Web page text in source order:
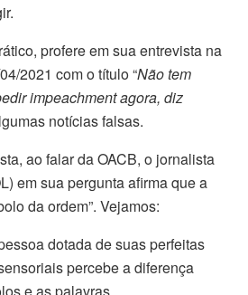
profere em sua entrevista na
2021 com o título “Não tem
impeachment agora, diz
notícias falsas.
ao falar da OACB, o jornalista
em sua pergunta afirma que a
da ordem”. Vejamos:
dotada de suas perfeitas
percebe a diferença
e as palavras.